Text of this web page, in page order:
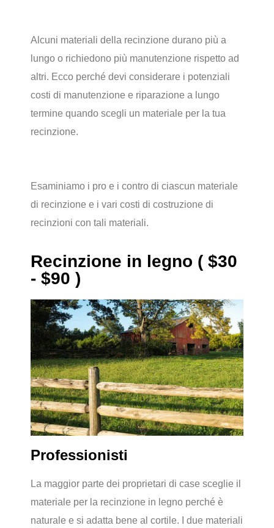
Alcuni materiali della recinzione durano più a
lungo o richiedono più manutenzione rispetto ad
altri. Ecco perché devi considerare i potenziali
costi di manutenzione e riparazione a lungo
termine quando scegli un materiale per la tua
recinzione.
Esaminiamo i pro e i contro di ciascun materiale
di recinzione e i vari costi di costruzione di
recinzioni con tali materiali.
Recinzione in legno ( $30
- $90 )
Professionisti
La maggior parte dei proprietari di case sceglie il
materiale per la recinzione in legno perché è
naturale e si adatta bene al cortile. I due materiali